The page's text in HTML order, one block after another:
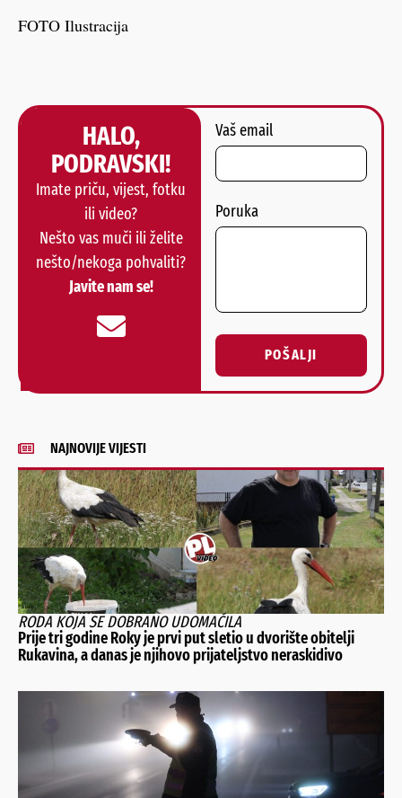
FOTO Ilustracija
HALO,
PODRAVSKI!
Imate priču, vijest, fotku
ili video?
Nešto vas muči ili želite
nešto/nekoga pohvaliti?
Javite nam se!
Vaš email
Poruka
POŠALJI
Alternative:
NAJNOVIJE VIJESTI
RODA KOJA SE DOBRANO UDOMAĆILA
Prije tri godine Roky je prvi put sletio u dvorište obitelji
Rukavina, a danas je njihovo prijateljstvo neraskidivo